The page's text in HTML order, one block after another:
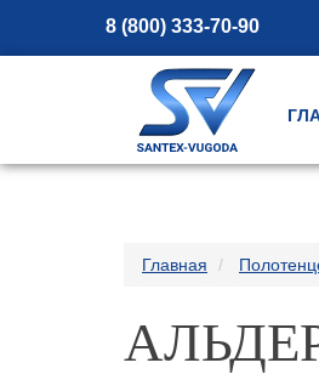
8 (800) 333-70-90
Главная